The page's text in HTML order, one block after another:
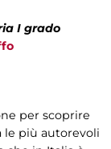
I grado
per scoprire
le più autorevoli